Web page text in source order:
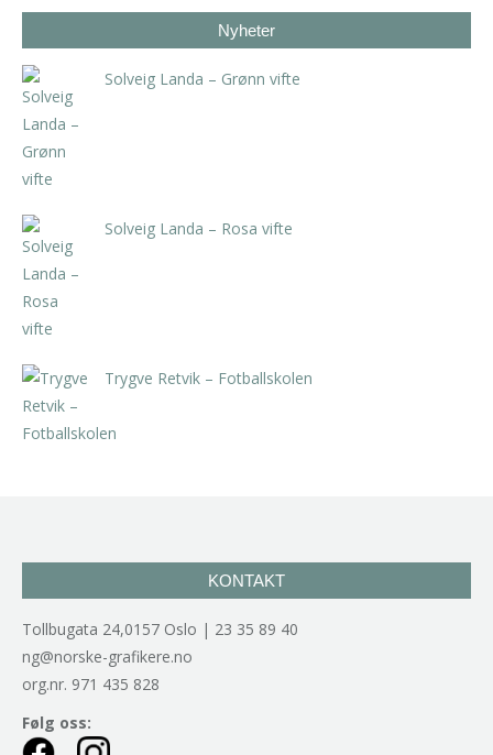
Nyheter
Solveig Landa – Grønn vifte
Solveig Landa – Rosa vifte
Trygve Retvik – Fotballskolen
KONTAKT
Tollbugata 24,0157 Oslo | 23 35 89 40
ng@norske-grafikere.no
org.nr. 971 435 828
Følg oss: